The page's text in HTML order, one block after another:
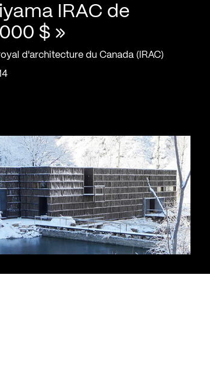
IRAC de
$ »
d'architecture du Canada (IRAC)